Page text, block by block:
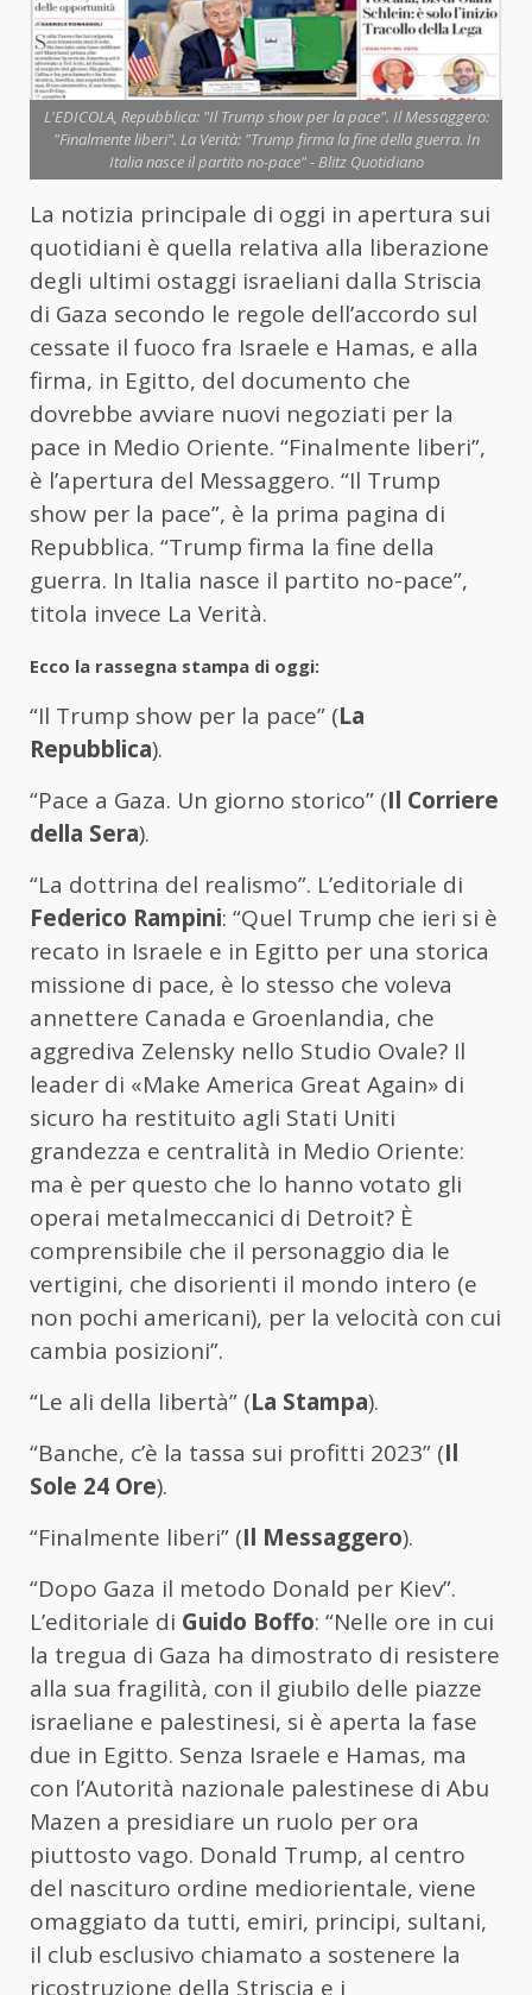
L'EDICOLA, Repubblica: "Il Trump show per la pace". Il Messaggero:
"Finalmente liberi". La Verità: "Trump firma la fine della guerra. In
Italia nasce il partito no-pace" - Blitz Quotidiano
La notizia principale di oggi in apertura sui
quotidiani è quella relativa alla liberazione
degli ultimi ostaggi israeliani dalla Striscia
di Gaza secondo le regole dell’accordo sul
cessate il fuoco fra Israele e Hamas, e alla
firma, in Egitto, del documento che
dovrebbe avviare nuovi negoziati per la
pace in Medio Oriente. “Finalmente liberi”,
è l’apertura del Messaggero. “Il Trump
show per la pace”, è la prima pagina di
Repubblica. “Trump firma la fine della
guerra. In Italia nasce il partito no-pace”,
titola invece La Verità.
Ecco la rassegna stampa di oggi:
“Il Trump show per la pace” (La
Repubblica).
“Pace a Gaza. Un giorno storico” (Il Corriere
della Sera).
“La dottrina del realismo”. L’editoriale di
Federico Rampini: “Quel Trump che ieri si è
recato in Israele e in Egitto per una storica
missione di pace, è lo stesso che voleva
annettere Canada e Groenlandia, che
aggrediva Zelensky nello Studio Ovale? Il
leader di «Make America Great Again» di
sicuro ha restituito agli Stati Uniti
grandezza e centralità in Medio Oriente:
ma è per questo che lo hanno votato gli
operai metalmeccanici di Detroit? È
comprensibile che il personaggio dia le
vertigini, che disorienti il mondo intero (e
non pochi americani), per la velocità con cui
cambia posizioni”.
“Le ali della libertà” (La Stampa).
“Banche, c’è la tassa sui profitti 2023” (Il
Sole 24 Ore).
“Finalmente liberi” (Il Messaggero).
“Dopo Gaza il metodo Donald per Kiev”.
L’editoriale di Guido Boffo: “Nelle ore in cui
la tregua di Gaza ha dimostrato di resistere
alla sua fragilità, con il giubilo delle piazze
israeliane e palestinesi, si è aperta la fase
due in Egitto. Senza Israele e Hamas, ma
con l’Autorità nazionale palestinese di Abu
Mazen a presidiare un ruolo per ora
piuttosto vago. Donald Trump, al centro
del nascituro ordine mediorientale, viene
omaggiato da tutti, emiri, principi, sultani,
il club esclusivo chiamato a sostenere la
ricostruzione della Striscia e i